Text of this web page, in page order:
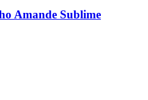
Amande Sublime